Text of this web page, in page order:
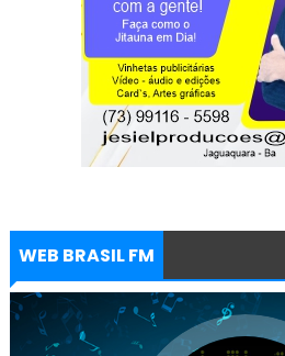
WEB BRASIL FM